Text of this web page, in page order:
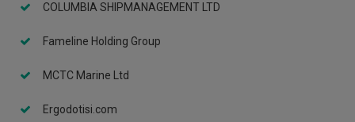
COLUMBIA SHIPMANAGEMENT LTD
Fameline Holding Group
MCTC Marine Ltd
Ergodotisi.com